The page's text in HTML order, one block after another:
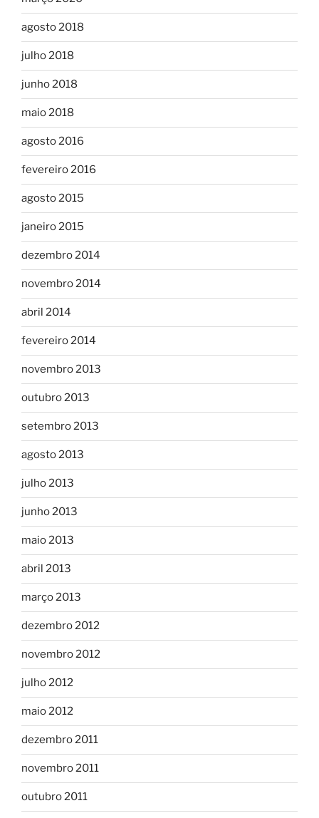
agosto 2018
julho 2018
junho 2018
maio 2018
agosto 2016
fevereiro 2016
agosto 2015
janeiro 2015
dezembro 2014
novembro 2014
abril 2014
fevereiro 2014
novembro 2013
outubro 2013
setembro 2013
agosto 2013
julho 2013
junho 2013
maio 2013
abril 2013
março 2013
dezembro 2012
novembro 2012
julho 2012
maio 2012
dezembro 2011
novembro 2011
outubro 2011